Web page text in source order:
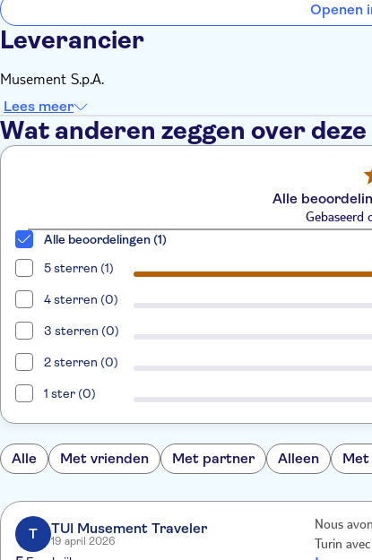
Openen
Leverancier
Musement S.p.A.
Lees meer
Wat anderen zeggen over
Alle
Gebaseerd
Alle beoordelingen (1)
5 sterren (1)
4 sterren (0)
3 sterren (0)
2 sterren (0)
1 ster (0)
Alle Met vrienden Met partner Alleen Met
T TUI Musement Traveler
19 april 2026
Nous
Turin